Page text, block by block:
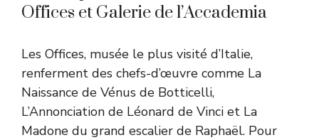
Offices et Galerie de l’Accademia
Les Offices, musée le plus visité d’Italie,
renferment des chefs-d’œuvre comme La
Naissance de Vénus de Botticelli,
L’Annonciation de Léonard de Vinci et La
Madone du grand escalier de Raphaël. Pour